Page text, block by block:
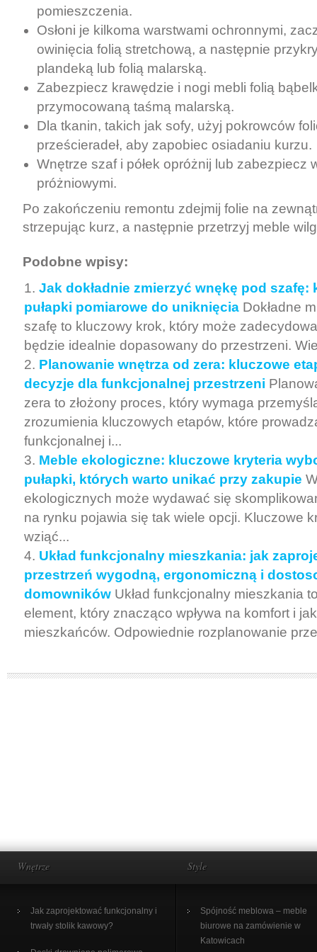
pomieszczenia.
Osłoni je kilkoma warstwami ochronnymi,
owinięcia folią stretchową, a następnie
plandeką lub folią malarską.
Zabezpiecz krawędzie i nogi mebli folią
przymocowaną taśmą malarską.
Dla tkanin, takich jak sofy, użyj pokrowców
prześcieradeł, aby zapobiec osiadaniu kurzu.
Wnętrze szaf i półek opróżnij lub zabezpiecz
próżniowymi.
Po zakończeniu remontu zdejmij folie na
strzepując kurz, a następnie przetrzyj meble
Podobne wpisy:
Jak dokładnie zmierzyć wnękę pod szafę:
pułapki pomiarowe do uniknięcia Dokładne
szafę to kluczowy krok, który może
będzie idealnie dopasowany do przestrzeni.
Planowanie wnętrza od zera: kluczowe
decyzje dla funkcjonalnej przestrzeni
zera to złożony proces, który wymaga
zrozumienia kluczowych etapów, które
funkcjonalnej i...
Meble ekologiczne: kluczowe kryteria
pułapki, których warto unikać przy zakupie
ekologicznych może wydawać się
na rynku pojawia się tak wiele opcji. Kluczowe
wziąć...
Układ funkcjonalny mieszkania: jak
przestrzeń wygodną, ergonomiczną i
domowników Układ funkcjonalny mieszkania
element, który znacząco wpływa na komfort i
mieszkańców. Odpowiednie rozplanowanie
Wnętrze
Jak zaprojektować funkcjonalny i
trwały stolik kawowy?
Style
Spójność meblowa – meble
biurowe na zamówienie w
Katowicach